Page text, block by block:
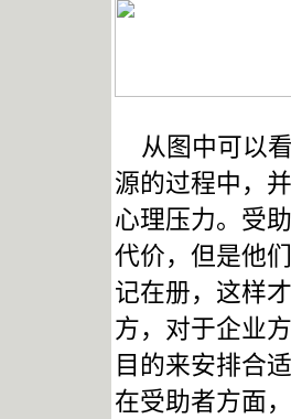
从图中可以
源的过程中，
心理压力。受
代价，但是他
记在册，这样
方，对于企业
目的来安排合
在受助者方面